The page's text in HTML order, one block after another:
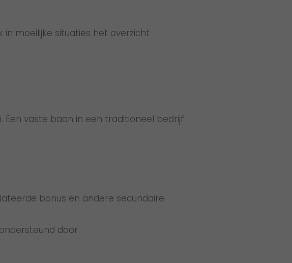
moeilijke situaties het overzicht
vaste baan in een traditioneel bedrijf.
bonus en andere secundaire
door